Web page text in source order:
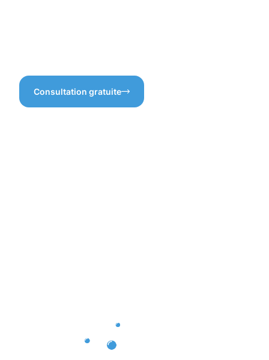
Consultation gratuite